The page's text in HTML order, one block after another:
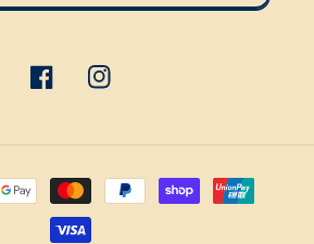
FacebookInstagram